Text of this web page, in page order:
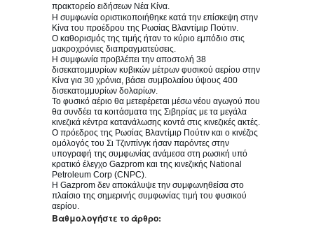
πρακτορείο ειδήσεων Νέα Κίνα.
Η συμφωνία οριστικοποιήθηκε κατά την επίσκεψη στην
Κίνα του προέδρου της Ρωσίας Βλαντίμιρ Πούτιν.
Ο καθορισμός της τιμής ήταν το κύριο εμπόδιο στις
μακροχρόνιες διαπραγματεύσεις.
Η συμφωνία προβλέπει την αποστολή 38
δισεκατομμυρίων κυβικών μέτρων φυσικού αερίου στην
Κίνα για 30 χρόνια, βάσει συμβολαίου ύψους 400
δισεκατομμυρίων δολαρίων.
Το φυσικό αέριο θα μετεφέρεται μέσω νέου αγωγού που
θα συνδέει τα κοιτάσματα της Σιβηρίας με τα μεγάλα
κινεζικά κέντρα κατανάλωσης κοντά στις κινεζικές ακτές.
Ο πρόεδρος της Ρωσίας Βλαντίμιρ Πούτιν και ο κινέζος
ομόλογός του Σι Τζινπίνγκ ήσαν παρόντες στην
υπογραφή της συμφωνίας ανάμεσα στη ρωσική υπό
κρατικό έλεγχο Gazprom και της κινεζικής National
Petroleum Corp (CNPC).
Η Gazprom δεν αποκάλυψε την συμφωνηθείσα στο
πλαίσιο της σημερινής συμφωνίας τιμή του φυσικού
αερίου.
Βαθμολογήστε το άρθρο: